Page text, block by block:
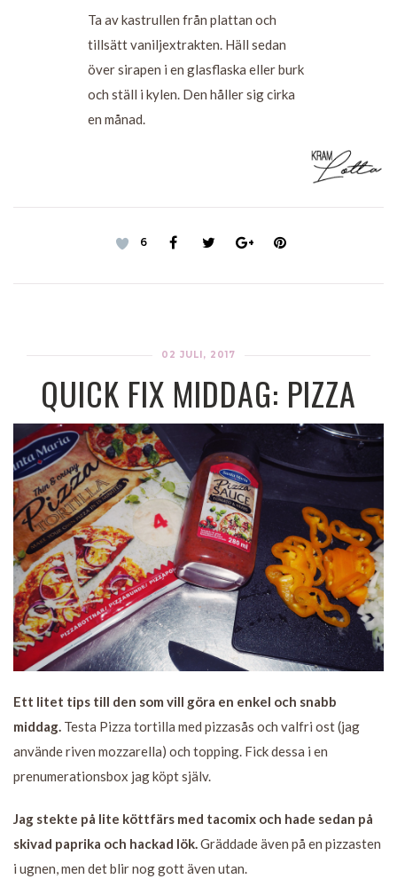
Ta av kastrullen från plattan och
tillsätt vaniljextrakten. Häll sedan
över sirapen i en glasflaska eller burk
och ställ i kylen. Den håller sig cirka
en månad.
6
02 JULI, 2017
QUICK FIX MIDDAG: PIZZA
Ett litet tips till den som vill göra en enkel och snabb
middag. Testa Pizza tortilla med pizzasås och valfri ost (jag
använde riven mozzarella) och topping. Fick dessa i en
prenumerationsbox jag köpt själv.
Jag stekte på lite köttfärs med tacomix och hade sedan på
skivad paprika och hackad lök.Gräddade även på en pizzasten
i ugnen, men det blir nog gott även utan.